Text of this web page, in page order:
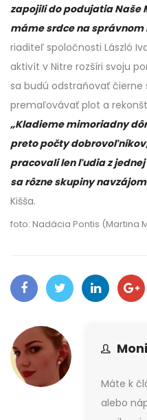
zapojili do podujatia Naše
máme srdce na správnom
riaditeľ spoločnosti László
aktivít v Nitre rozšíri svoju
sa budú odstraňovať čierne
premaľovávať plot a
„Kladieme mimoriadny
preto počty
pracovali len ľudia z
sa rôzne skupiny
Kišša.
foto: Nadácia Pontis (Martina
Máte k
alebo